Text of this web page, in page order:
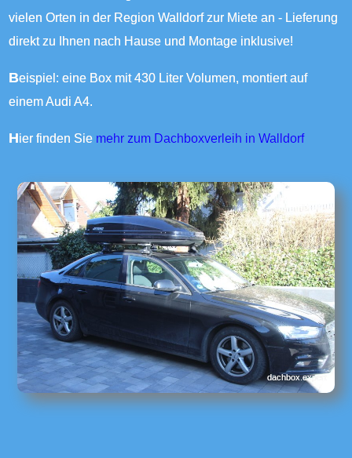
vielen Orten in der Region Walldorf zur Miete an - Lieferung
direkt zu Ihnen nach Hause und Montage inklusive!
Beispiel: eine Box mit 430 Liter Volumen, montiert auf
einem Audi A4.
Hier finden Sie mehr zum Dachboxverleih in Walldorf
dachbox.expert